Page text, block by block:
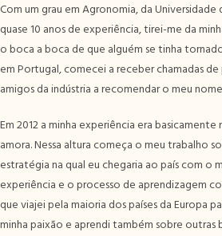
Com um grau em Agronomia, da
quase 10 anos de experiência, tirei-me da
o boca a boca de que alguém se tinha
em Portugal, comecei a receber chamadas
amigos da indústria a recomendar o meu
Em 2012 a minha experiência era
amora. Nessa altura começa o meu trabalho
estratégia na qual eu chegaria ao país com o
experiência e o processo de aprendizagem
que viajei pela maioria dos países da Europa
minha paixão e aprendi também sobre outras